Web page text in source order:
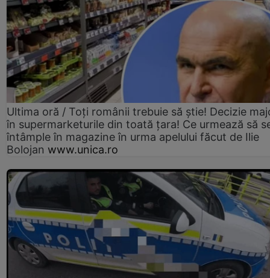
Ultima oră / Toți românii trebuie să știe! Decizie
în supermarketurile din toată țara! Ce urmează să
întâmple în magazine în urma apelului făcut de Ilie
Bolojan www.unica.ro